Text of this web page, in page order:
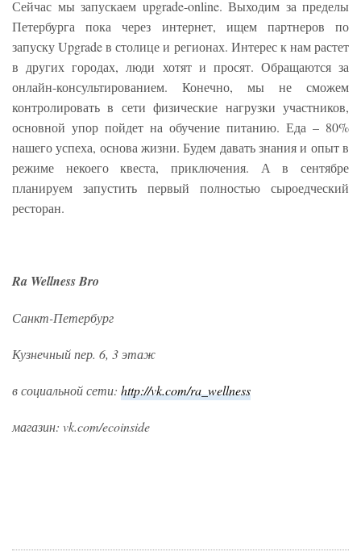
Сейчас мы запускаем upgrade-online. Выходим за пределы
Петербурга пока через интернет, ищем партнеров по
запуску Upgrade в столице и регионах. Интерес к нам растет
в других городах, люди хотят и просят. Обращаются за
онлайн-консультированием. Конечно, мы не сможем
контролировать в сети физические нагрузки участников,
основной упор пойдет на обучение питанию. Еда ­– 80%
нашего успеха, основа жизни. Будем давать знания и опыт в
режиме некоего квеста, приключения. А в сентябре
планируем запустить первый полностью сыроедческий
ресторан.
Ra Wellness Bro
Санкт-Петербург
Кузнечный пер. 6, 3 этаж
в социальной сети: http://vk.com/ra_wellness
магазин: vk.com/ecoinside